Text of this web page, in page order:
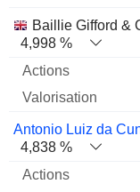
Baillie Gifford &
4,998 %
Antonio Luiz da
4,838 %